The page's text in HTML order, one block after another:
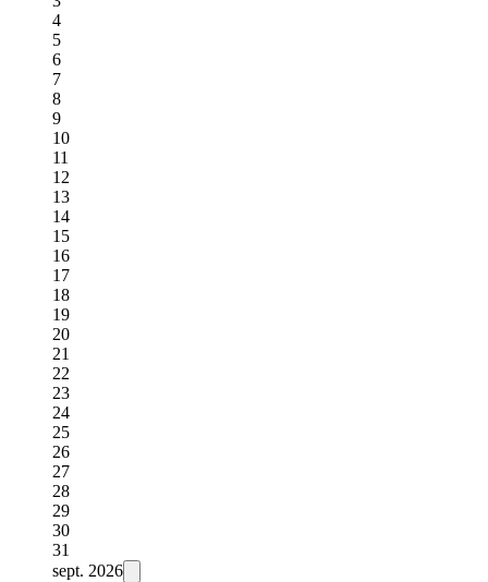
4
5
6
7
8
9
10
11
12
13
14
15
16
17
18
19
20
21
22
23
24
25
26
27
28
29
30
31
sept. 2026